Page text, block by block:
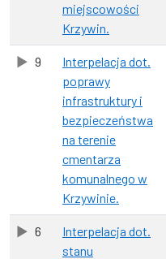
miejscowości
Krzywin.
9
Interpelacja dot.
poprawy
infrastruktury i
bezpieczeństwa
na terenie
cmentarza
komunalnego w
Krzywinie.
6
Interpelacja dot.
stanu